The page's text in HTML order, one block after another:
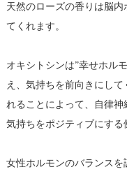
天然のローズの香りは脳
てくれます。
オキシトシンは”幸せホル
え、気持ちを前向きにし
れることによって、自律神
気持ちをポジティブにする
女性ホルモンのバランスを